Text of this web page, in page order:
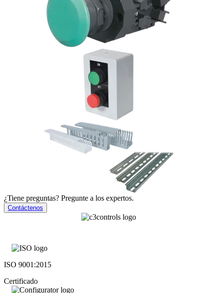
¿Tiene preguntas? Pregunte a los expertos.
Contáctenos
ISO 9001:2015
Certificado